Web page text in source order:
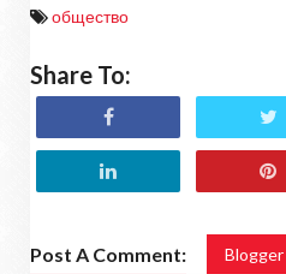
общество
Share To:
Post A Comment: Blogger